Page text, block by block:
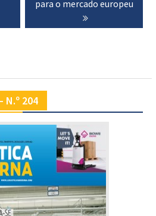
para o mercado europeu
N.º 204